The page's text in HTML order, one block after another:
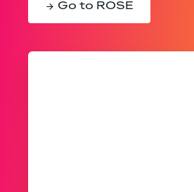
Go to ROSE